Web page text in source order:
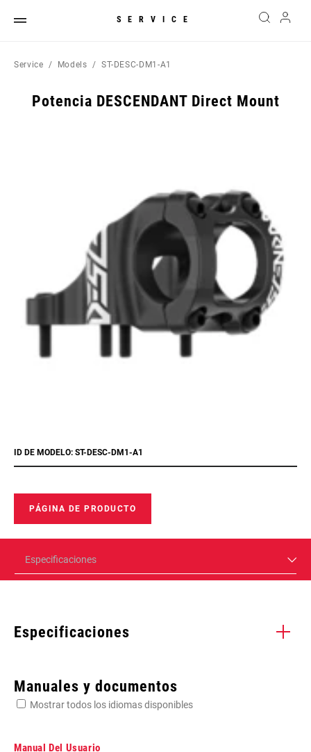
SERVICE
Service Models ST-DESC-DM1-A1
Potencia DESCENDANT Direct Mount
ID DE MODELO: ST-DESC-DM1-A1
PÁGINA DE PRODUCTO
Especificaciones
Especificaciones
Manuales y documentos
Mostrar todos los idiomas disponibles
Manual Del Usuario